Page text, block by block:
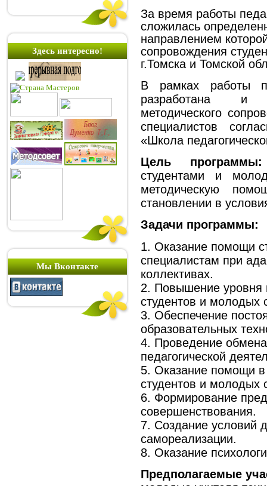
Здесь интересно!
Мы Вконтакте
За время работы
сложилась
направлением
сопровождения
г.Томска и Томской
В рамках работы
разработана и
методического
специалистов
«Школа
Цель программы:
студентами и
методическую
становлении в
Задачи программы:
1. Оказание помощи
специалистам при
коллективах.
2. Повышение уровня
студентов и молодых
3. Обеспечение
образовательных
4. Проведение
педагогической
5. Оказание помощи в
студентов и молодых
6. Формирование
совершенствования.
7. Создание условий
самореализации.
8. Оказание
Предполагаемые